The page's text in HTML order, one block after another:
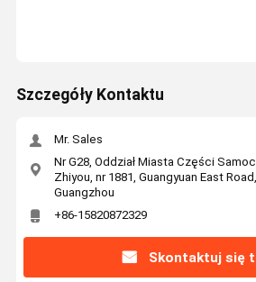
Szczegóły Kontaktu
Mr. Sales
Nr G28, Oddział Miasta Części
Zhiyou, nr 1881, Guangyuan East
Guangzhou
+86-15820872329
Skontaktuj się